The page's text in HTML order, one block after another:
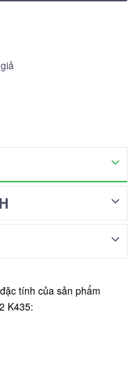
tính của sản phẩm
K435: